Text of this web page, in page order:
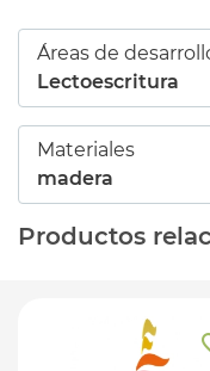
Áreas de
Lectoescritura
Materiales
madera
Productos